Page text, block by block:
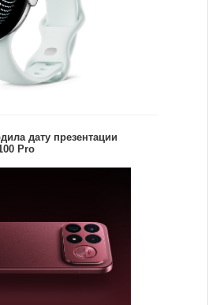
дату презентации
Pro